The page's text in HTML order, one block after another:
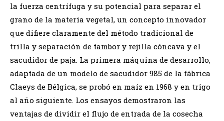
la fuerza centrífuga y su potencial para separar el
grano de la materia vegetal, un concepto innovador
que difiere claramente del método tradicional de
trilla y separación de tambor y rejilla cóncava y el
sacudidor de paja. La primera máquina de desarrollo,
adaptada de un modelo de sacudidor 985 de la fábrica
Claeys de Bélgica, se probó en maíz en 1968 y en trigo
al año siguiente. Los ensayos demostraron las
ventajas de dividir el flujo de entrada de la cosecha